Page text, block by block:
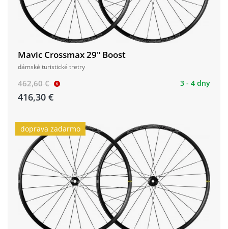
Mavic Crossmax 29" Boost
dámské turistické tretry
462,60 €
416,30 €
3 - 4 dny
doprava zadarmo